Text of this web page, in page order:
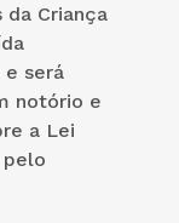
da Criança
será
notório e
a Lei
pelo